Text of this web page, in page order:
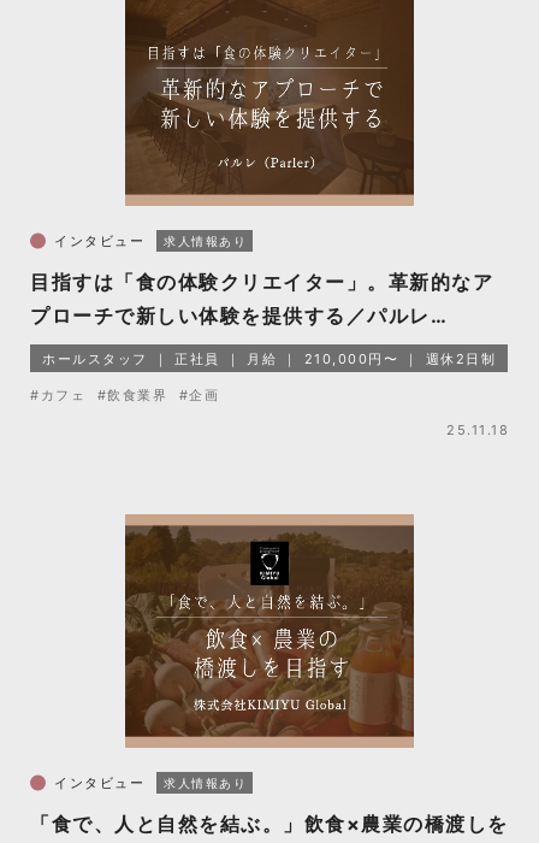
インタビュー 求人情報あり
目指すは「食の体験クリエイター」。革新的なア
プローチで新しい体験を提供する／パルレ
（Parler）
ホールスタッフ 正社員 月給 210,000円〜 週休2日制
#カフェ #飲食業界 #企画
25.11.18
インタビュー 求人情報あり
「食で、人と自然を結ぶ。」飲食×農業の橋渡しを